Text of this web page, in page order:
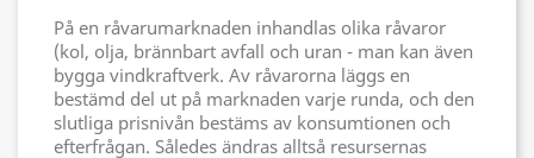
På en råvarumarknaden inhandlas olika råvaror
(kol, olja, brännbart avfall och uran - man kan även
bygga vindkraftverk. Av råvarorna läggs en
bestämd del ut på marknaden varje runda, och den
slutliga prisnivån bestäms av konsumtionen och
efterfrågan. Således ändras alltså resursernas